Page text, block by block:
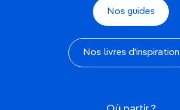
Nos guides
Nos livres d'inspiration